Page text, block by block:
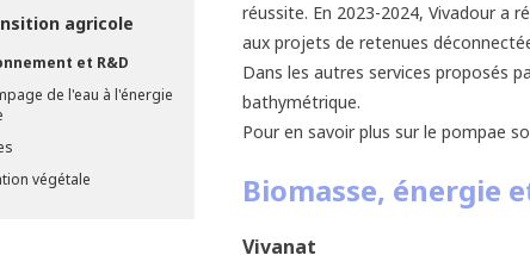
agricole
et R&D
de l'eau à l'énergie
végétale
réussite. En 2023-2024, Vivadour a
aux projets de retenues
Dans les autres services proposés
bathymétrique.
Pour en savoir plus sur le pompae
Biomasse, énergie
Vivanat